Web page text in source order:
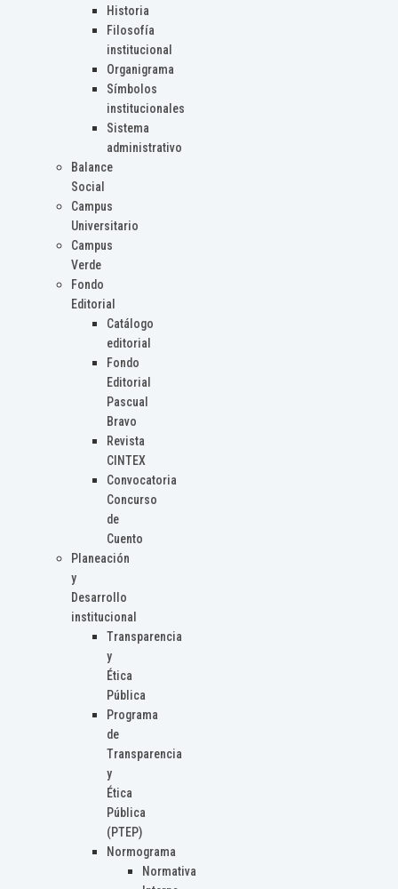
Historia
Filosofía
institucional
Organigrama
Símbolos
institucionales
Sistema
administrativo
Balance
Social
Campus
Universitario
Campus
Verde
Fondo
Editorial
Catálogo
editorial
Fondo
Editorial
Pascual
Bravo
Revista
CINTEX
Convocatoria
Concurso
de
Cuento
Planeación
y
Desarrollo
institucional
Transparencia
y
Ética
Pública
Programa
de
Transparencia
y
Ética
Pública
(PTEP)
Normograma
Normativa